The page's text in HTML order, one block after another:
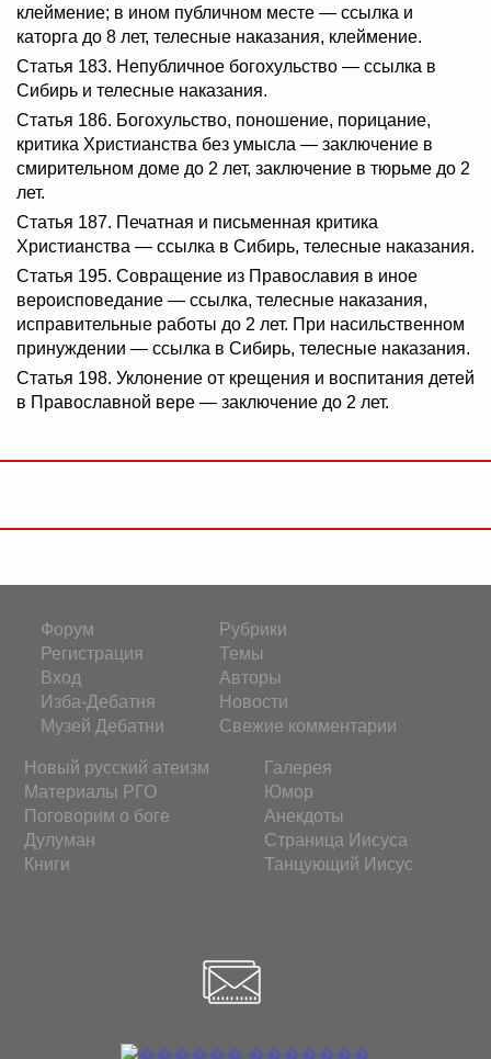
клеймение; в ином публичном месте — ссылка и
каторга до 8 лет, телесные наказания, клеймение.
Статья 183. Непубличное богохульство — ссылка в
Сибирь и телесные наказания.
Статья 186. Богохульство, поношение, порицание,
критика Христианства без умысла — заключение в
смирительном доме до 2 лет, заключение в тюрьме до 2
лет.
Статья 187. Печатная и письменная критика
Христианства — ссылка в Сибирь, телесные наказания.
Статья 195. Совращение из Православия в иное
вероисповедание — ссылка, телесные наказания,
исправительные работы до 2 лет. При насильственном
принуждении — ссылка в Сибирь, телесные наказания.
Статья 198. Уклонение от крещения и воспитания детей
в Православной вере — заключение до 2 лет.
Форум
Регистрация
Вход
Изба-Дебатня
Музей Дебатни
Рубрики
Темы
Авторы
Новости
Свежие комментарии
Новый русский атеизм
Материалы РГО
Поговорим о боге
Дулуман
Книги
Галерея
Юмор
Анекдоты
Страница Иисуса
Танцующий Иисус